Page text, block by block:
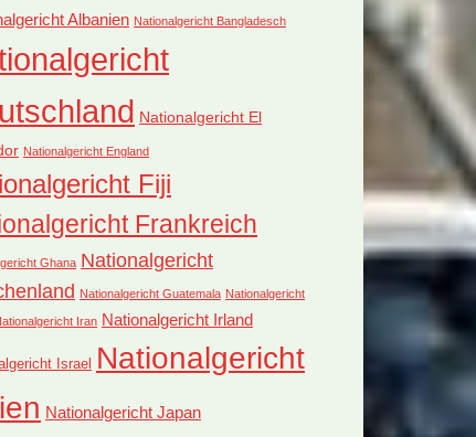
Albanien Nationalgericht Bangladesch
Nationalgericht El
Nationalgericht England
Fiji
Frankreich
Ghana Nationalgericht
Nationalgericht Guatemala Nationalgericht
Iran Nationalgericht Irland
Israel Nationalgericht
Nationalgericht Japan